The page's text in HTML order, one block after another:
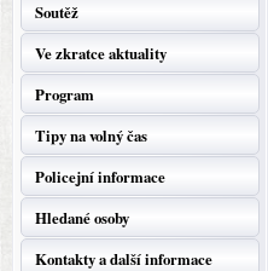
Soutěž
Ve zkratce aktuality
Program
Tipy na volný čas
Policejní informace
Hledané osoby
Kontakty a další informace